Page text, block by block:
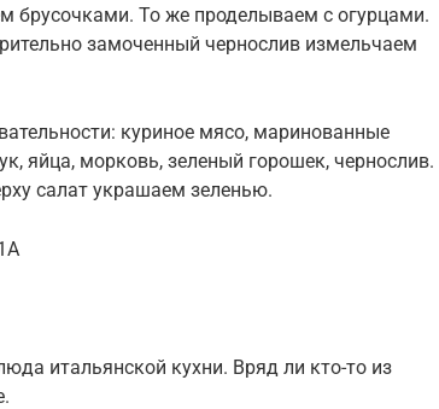
брусочками. То же проделываем с огурцами.
замоченный чернослив измельчаем
куриное мясо, маринованные
яйца, морковь, зеленый горошек, чернослив.
салат украшаем зеленью.
итальянской кухни. Вряд ли кто-то из